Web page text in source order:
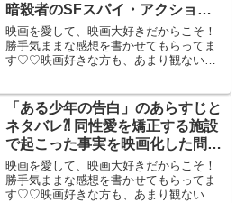
暗殺者のSFスパイ・アクショ
ン。
映画を愛して、映画大好きだからこそ！
勝手気ままな感想を書かせてもらってま
す♡♡映画好きな方も、あまり観ない方
ーンに狙われる暗殺者のSFスパイ・ア
ク...
「ある少年の告白」のあらすじと
ネタバレ⁈ 同性愛を矯正する施設
で起こった事実を映画化した問題
作。
映画を愛して、映画大好きだからこそ！
勝手気ままな感想を書かせてもらってま
す♡♡映画好きな方も、あまり観ない方